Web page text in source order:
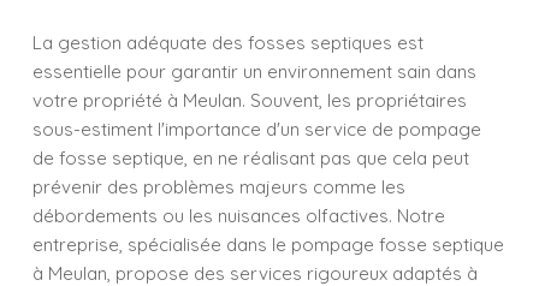
La gestion adéquate des fosses septiques est
essentielle pour garantir un environnement sain dans
votre propriété à Meulan. Souvent, les propriétaires
sous-estiment l'importance d'un service de pompage
de fosse septique, en ne réalisant pas que cela peut
prévenir des problèmes majeurs comme les
débordements ou les nuisances olfactives. Notre
entreprise, spécialisée dans le pompage fosse septique
à Meulan, propose des services rigoureux adaptés à